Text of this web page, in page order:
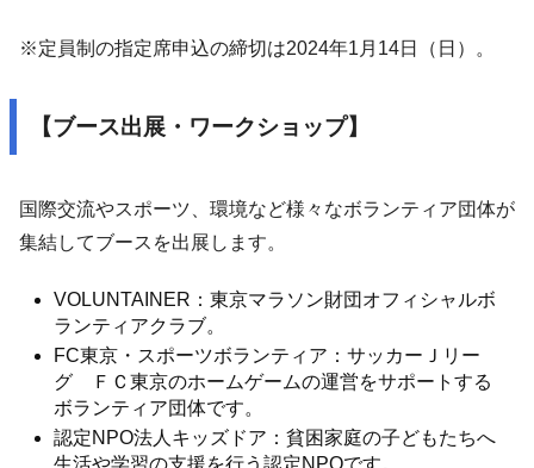
※定員制の指定席申込の締切は2024年1月14日（日）。
【ブース出展・ワークショップ】
国際交流やスポーツ、環境など様々なボランティア団体が
集結してブースを出展します。
VOLUNTAINER：東京マラソン財団オフィシャルボ
ランティアクラブ。
FC東京・スポーツボランティア：サッカーＪリー
グ ＦＣ東京のホームゲームの運営をサポートする
ボランティア団体です。
認定NPO法人キッズドア：貧困家庭の子どもたちへ
生活や学習の支援を行う認定NPOです。